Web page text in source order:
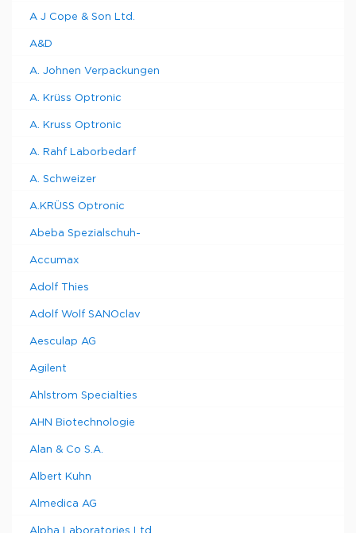
A J Cope & Son Ltd.
A&D
A. Johnen Verpackungen
A. Krüss Optronic
A. Kruss Optronic
A. Rahf Laborbedarf
A. Schweizer
A.KRÜSS Optronic
Abeba Spezialschuh-
Accumax
Adolf Thies
Adolf Wolf SANOclav
Aesculap AG
Agilent
Ahlstrom Specialties
AHN Biotechnologie
Alan & Co S.A.
Albert Kuhn
Almedica AG
Alpha Laboratories Ltd.